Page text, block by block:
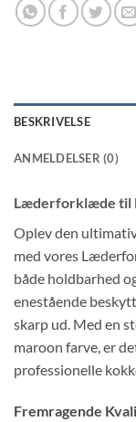
BESKRIVELSE
ANMELDELSER (0)
Læderforklæde til
Oplev den
med vores
både holdbarhed
enestående
skarp ud. Med en
maroon farve, er
professionelle
Fremragende